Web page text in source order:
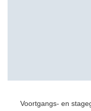
Voortgangs- en